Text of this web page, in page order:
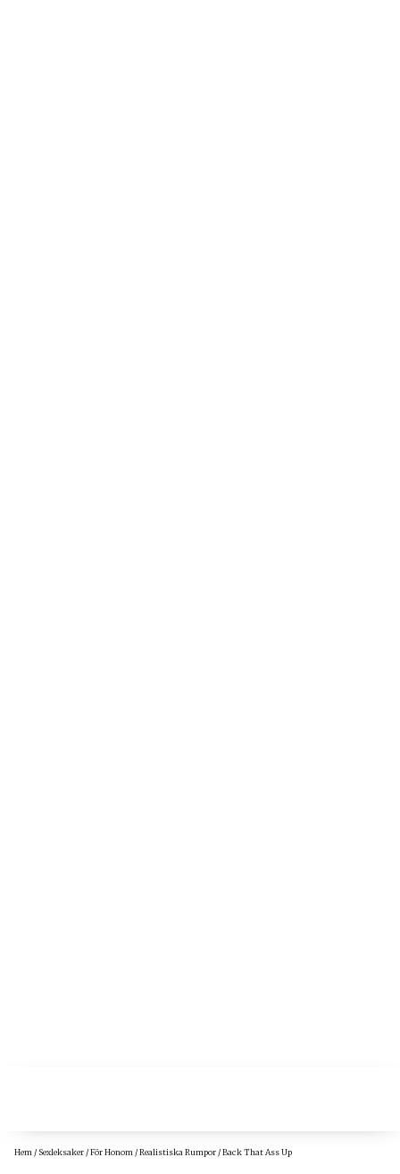
Hem / Sexleksaker /För Honom /Realistiska Rumpor / Back That Ass Up